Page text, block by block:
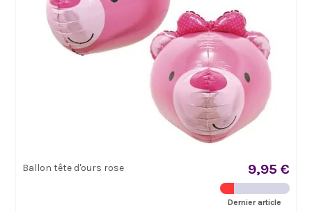
Ballon tête d'ours rose 9,95 €
Dernier article